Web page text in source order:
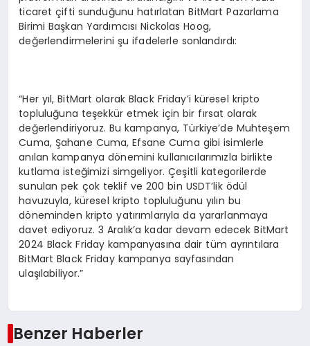
ticaret çifti sunduğunu hatırlatan BitMart Pazarlama
Birimi Başkan Yardımcısı Nickolas Hoog,
değerlendirmelerini şu ifadelerle sonlandırdı:
“Her yıl, BitMart olarak Black Friday’i küresel kripto
topluluğuna teşekkür etmek için bir fırsat olarak
değerlendiriyoruz. Bu kampanya, Türkiye’de Muhteşem
Cuma, Şahane Cuma, Efsane Cuma gibi isimlerle
anılan kampanya dönemini kullanıcılarımızla birlikte
kutlama isteğimizi simgeliyor. Çeşitli kategorilerde
sunulan pek çok teklif ve 200 bin USDT’lik ödül
havuzuyla, küresel kripto topluluğunu yılın bu
döneminden kripto yatırımlarıyla da yararlanmaya
davet ediyoruz. 3 Aralık’a kadar devam edecek BitMart
2024 Black Friday kampanyasına dair tüm ayrıntılara
BitMart Black Friday kampanya sayfasından
ulaşılabiliyor.”
Benzer Haberler